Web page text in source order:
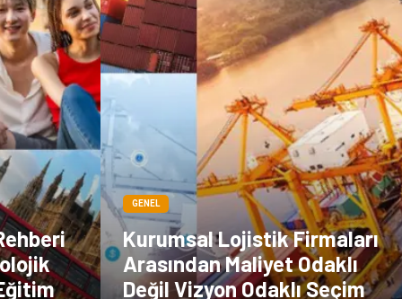
GENEL
Kurumsal Lojistik Firmaları
Arasından Maliyet Odaklı
Değil Vizyon Odaklı Seçim